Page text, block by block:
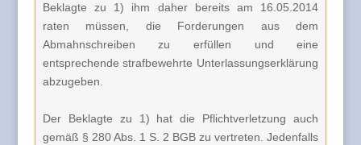
Beklagte zu 1) ihm daher bereits am 16.05.2014
raten müssen, die Forderungen aus dem
Abmahnschreiben zu erfüllen und eine
entsprechende strafbewehrte Unterlassungserklärung
abzugeben.
Der Beklagte zu 1) hat die Pflichtverletzung auch
gemäß § 280 Abs. 1 S. 2 BGB zu vertreten. Jedenfalls